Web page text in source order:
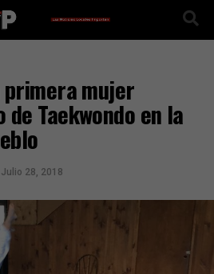
mujer
Taekwondo en la
Julio 28, 2018